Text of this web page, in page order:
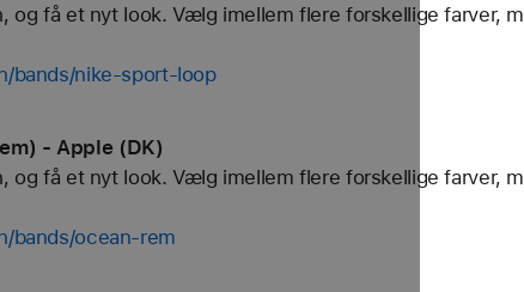
og få et nyt look. Vælg imellem flere forskellige farver,
bands/nike-sport-loop
- Apple (DK)
og få et nyt look. Vælg imellem flere forskellige farver,
bands/ocean-rem